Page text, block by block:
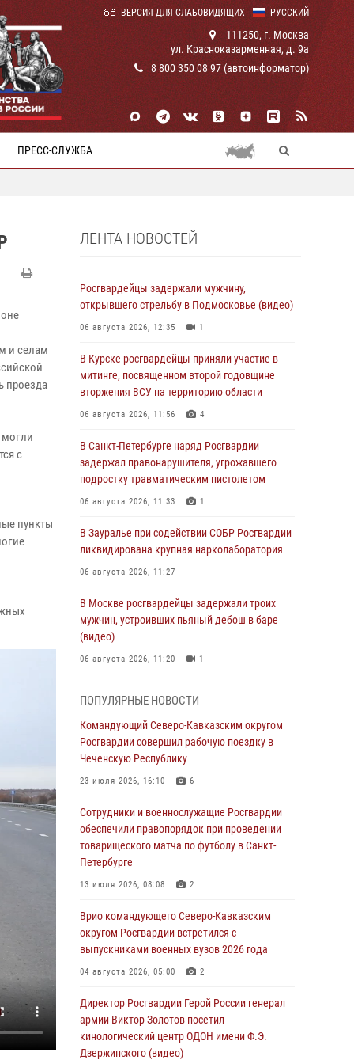
РУССКИЙ
ВЕРСИЯ ДЛЯ СЛАБОВИДЯЩИХ
111250, г. Москва
ул. Красноказарменная, д. 9а
8 800 350 08 97 (автоинформатор)
ПРЕСС-СЛУЖБА
и селам
проезда
с
пункты
ЛЕНТА НОВОСТЕЙ
Росгвардейцы задержали мужчину,
открывшего стрельбу в Подмосковье (видео)
06 августа 2026, 12:35 1
В Курске росгвардейцы приняли участие в
митинге, посвященном второй годовщине
вторжения ВСУ на территорию области
06 августа 2026, 11:56 4
В Санкт-Петербурге наряд Росгвардии
задержал правонарушителя, угрожавшего
подростку травматическим пистолетом
06 августа 2026, 11:33 1
В Зауралье при содействии СОБР Росгвардии
ликвидирована крупная нарколаборатория
06 августа 2026, 11:27
В Москве росгвардейцы задержали троих
мужчин, устроивших пьяный дебош в баре
(видео)
06 августа 2026, 11:20 1
обезвредили снаряд времен Великой
Отечественной войны
06 августа 2026, 11:15
Подвиги героев‑росгвардейцев увековечили
музея‑диорамы «Курская битва.
Белгородское направление»
06 августа 2026, 10:30 3
Охрану общественного порядка и
обеспечила Росгвардия (видео)
06 августа 2026, 10:13 1
Подозреваемые в незаконном обороте
Дагестане при силовой поддержке
Росгвардии
06 августа 2026, 09:00
ПОПУЛЯРНЫЕ НОВОСТИ
Командующий Северо-Кавказским округом
Росгвардии совершил рабочую поездку в
Чеченскую Республику
23 июля 2026, 16:10 6
Сотрудники и военнослужащие Росгвардии
обеспечили правопорядок при проведении
товарищеского матча по футболу в Санкт-
Петербурге
13 июля 2026, 08:08 2
Врио командующего Северо-Кавказским
округом Росгвардии встретился с
выпускниками военных вузов 2026 года
04 августа 2026, 05:00 2
Директор Росгвардии Герой России генерал
армии Виктор Золотов посетил
кинологический центр ОДОН имени Ф.Э.
Дзержинского (видео)